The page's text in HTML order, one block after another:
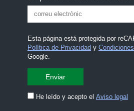
Esta página está protegida por
Política de Privacidady
Google.
He leído y acepto el Aviso legal